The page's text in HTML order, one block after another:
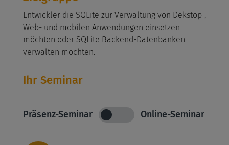
Entwickler die SQLite zur Verwaltung von Dekstop-,
Web- und mobilen Anwendungen einsetzen
möchten oder SQLite Backend-Datenbanken
verwalten möchten.
Ihr Seminar
Präsenz-Seminar Online-Seminar